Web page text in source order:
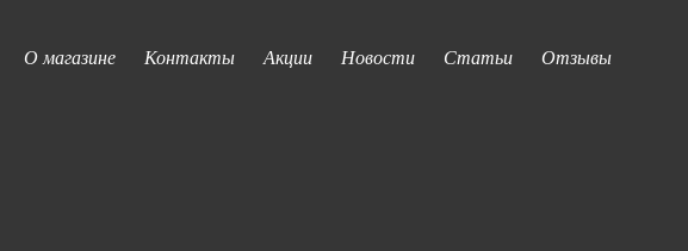
О магазине Контакты Акции Новости Статьи Отзывы